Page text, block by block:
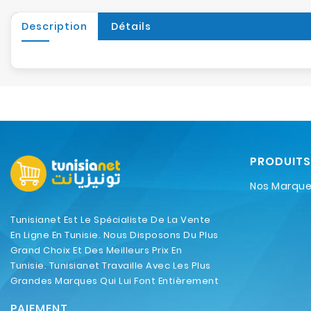
Description Détails
Tunisianet Est Le Spécialiste De La Vente
En Ligne En Tunisie. Nous Disposons Du Plus
Grand Choix Et Des Meilleurs Prix En
Tunisie. Tunisianet Travaille Avec Les Plus
Grandes Marques Qui Lui Font Entièrement
PRODUITS
Nos